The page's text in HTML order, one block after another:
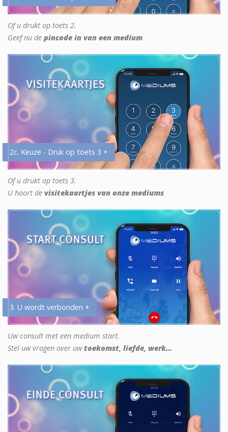
Of u drukt op toets 2.
Geef nu de pincode in van een medium
2c. Keuze - Druk op toets 3 +
Of u drukt op toets 3.
U hoort de visitekaartjes van onze mediums
3. U wordt verbonden +
Uw consult met een medium start.
Stel uw vragen over uwtoekomst, liefde, werk...